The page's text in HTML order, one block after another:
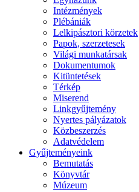
Intézmények
Plébániák
Lelkipásztori körzetek
Papok, szerzetesek
Világi munkatársak
Dokumentumok
Kitüntetések
Térkép
Miserend
Linkgyűjtemény
Nyertes pályázatok
Közbeszerzés
Adatvédelem
Gyűjteményeink
Bemutatás
Könyvtár
Múzeum